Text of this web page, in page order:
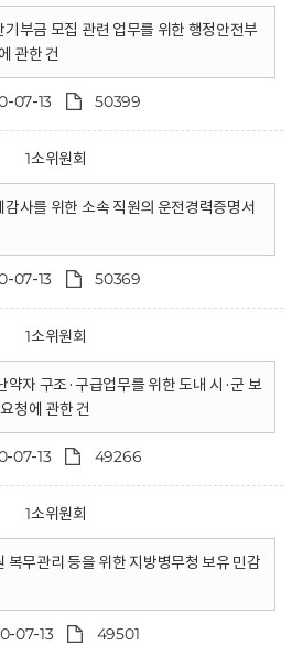
부금 모집 관련 업무를 위한 행정안전부
관한 건
07-13 50399
1소위원회
사를 위한 소속 직원의 운전경력증명서
07-13 50369
1소위원회
약자 구조·구급업무를 위한 도내 시·군 보
청에 관한 건
07-13 49266
1소위원회
복무관리 등을 위한 지방병무청 보유 민감
07-13 49501